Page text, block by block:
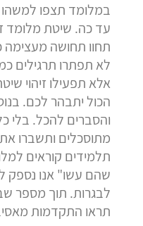
במלומד תצפו
עד כה. שיטת מלומד
תחוו תחושה מעצימה
לא תפתרו תרגילים
אלא תפעילו זיהוי
הכול יתבהר לכם.
והסברים להכל. בלי
מתוסכלים ותשברו
תלמידים קוראים
שהם עשו" אנו נספק
לבגרות. תוך מספר
תראו התקדמות